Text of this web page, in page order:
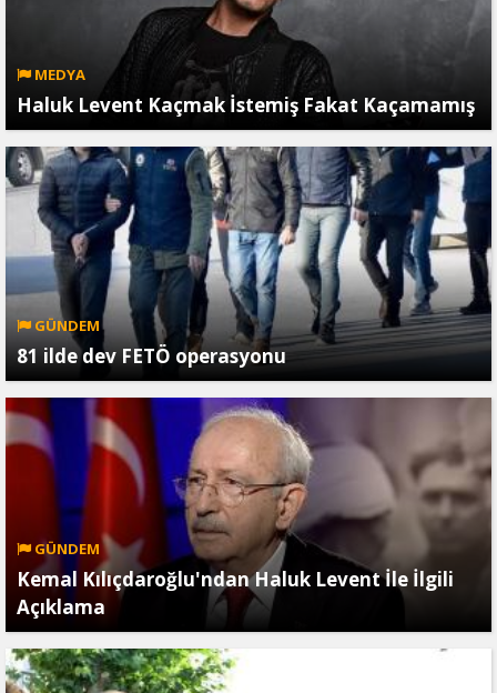
MEDYA
Haluk Levent Kaçmak İstemiş Fakat Kaçamamış
GÜNDEM
81 ilde dev FETÖ operasyonu
GÜNDEM
Kemal Kılıçdaroğlu'ndan Haluk Levent İle İlgili
Açıklama